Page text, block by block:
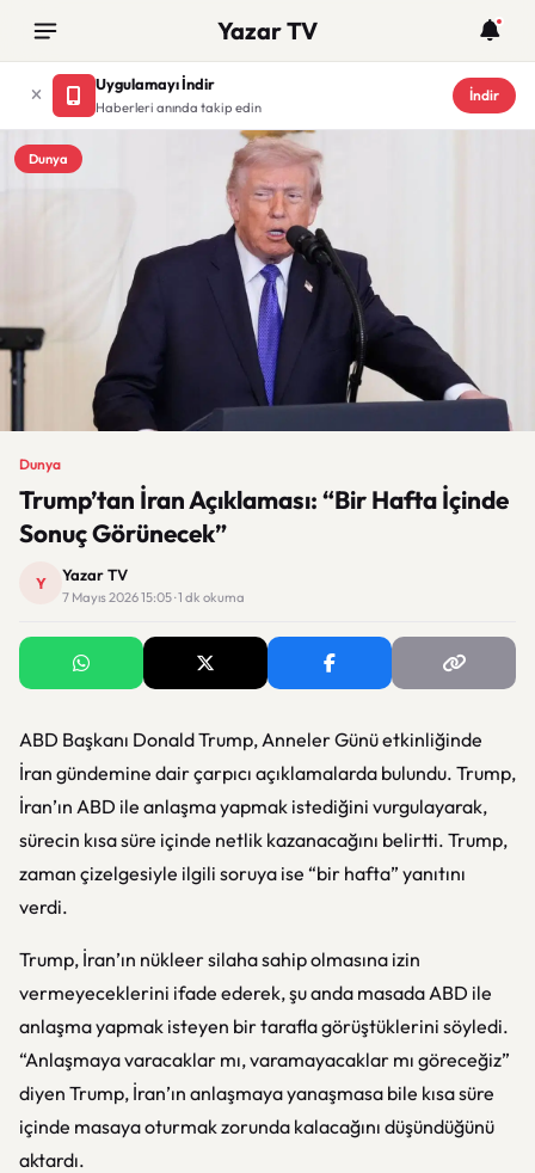
Yazar TV
Uygulamayı İndir
Haberleri anında takip edin
İndir
Dunya
Dunya
Trump’tan İran Açıklaması: “Bir Hafta İçinde
Sonuç Görünecek”
Y Yazar TV
7 Mayıs 2026 15:05 · 1 dk okuma
ABD Başkanı Donald Trump, Anneler Günü etkinliğinde
İran gündemine dair çarpıcı açıklamalarda bulundu. Trump,
İran’ın ABD ile anlaşma yapmak istediğini vurgulayarak,
sürecin kısa süre içinde netlik kazanacağını belirtti. Trump,
zaman çizelgesiyle ilgili soruya ise “bir hafta” yanıtını
verdi.
Trump, İran’ın nükleer silaha sahip olmasına izin
vermeyeceklerini ifade ederek, şu anda masada ABD ile
anlaşma yapmak isteyen bir tarafla görüştüklerini söyledi.
“Anlaşmaya varacaklar mı, varamayacaklar mı göreceğiz”
diyen Trump, İran’ın anlaşmaya yanaşmasa bile kısa süre
içinde masaya oturmak zorunda kalacağını düşündüğünü
aktardı.